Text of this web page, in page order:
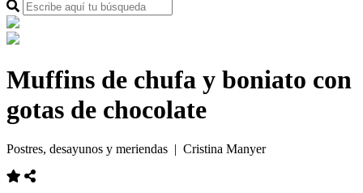
Muffins de chufa y boniato con
gotas de chocolate
Postres, desayunos y meriendas | Cristina Manyer